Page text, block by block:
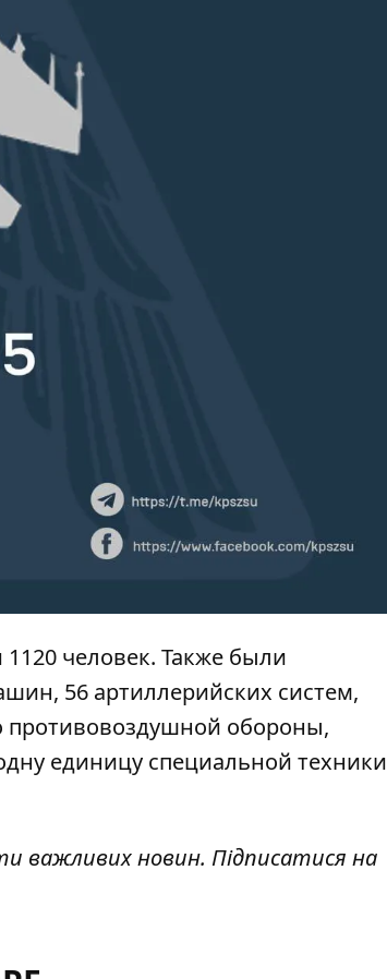
человек. Также были
56 артиллерийских систем,
противовоздушной обороны,
единицу специальной техники
важливих новин. Підписатися на